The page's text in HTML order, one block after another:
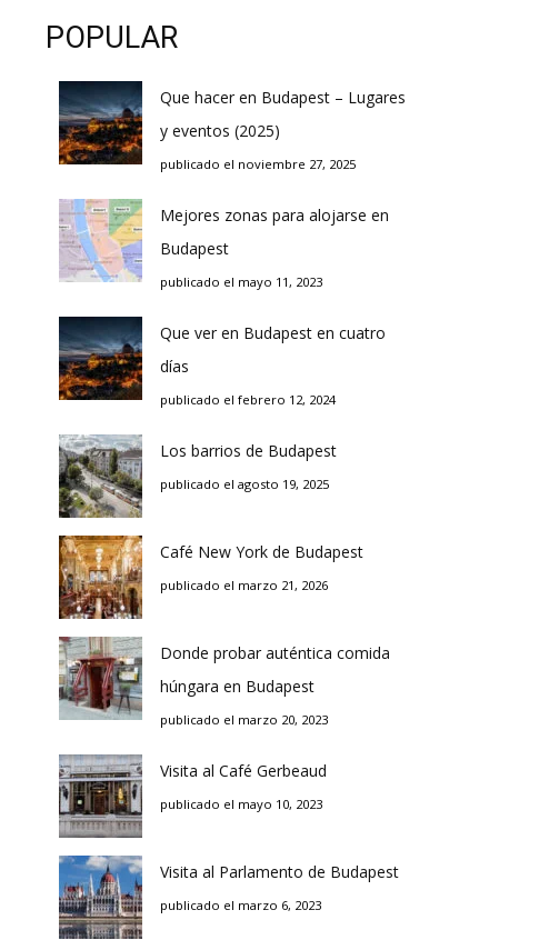
POPULAR
Que hacer en Budapest – Lugares
y eventos (2025)
publicado el noviembre 27, 2025
Mejores zonas para alojarse en
Budapest
publicado el mayo 11, 2023
Que ver en Budapest en cuatro
días
publicado el febrero 12, 2024
Los barrios de Budapest
publicado el agosto 19, 2025
Café New York de Budapest
publicado el marzo 21, 2026
Donde probar auténtica comida
húngara en Budapest
publicado el marzo 20, 2023
Visita al Café Gerbeaud
publicado el mayo 10, 2023
Visita al Parlamento de Budapest
publicado el marzo 6, 2023